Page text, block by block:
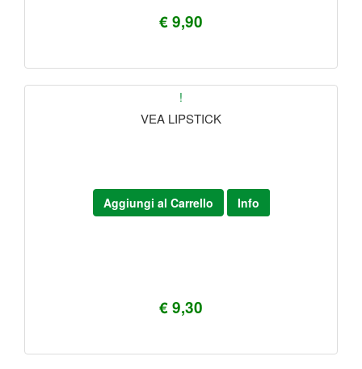
€ 9,90
!
VEA LIPSTICK
€ 9,30
Aggiungi al Carrello Info